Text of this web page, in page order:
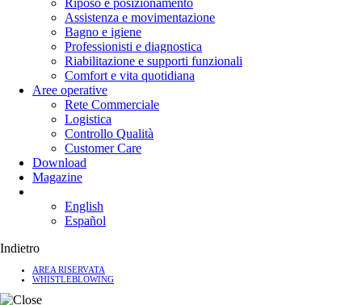
Riposo e posizionamento
Assistenza e movimentazione
Bagno e igiene
Professionisti e diagnostica
Riabilitazione e supporti funzionali
Comfort e vita quotidiana
Aree operative
Rete Commerciale
Logistica
Controllo Qualità
Customer Care
Download
Magazine
English
Español
Indietro
AREA RISERVATA
WHISTLEBLOWING